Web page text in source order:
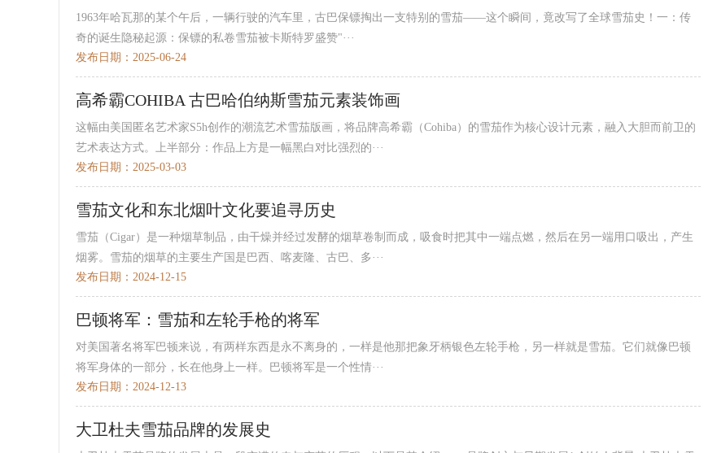
1963年哈瓦那的某个午后，一辆行驶的汽车里，古巴保镖掏出一支特别的雪茄——这个瞬间，竟改写了全球雪茄史！一：传
奇的诞生隐秘起源：保镖的私卷雪茄被卡斯特罗盛赞"···
发布日期：2025-06-24
高希霸COHIBA 古巴哈伯纳斯雪茄元素装饰画
这幅由美国匿名艺术家S5h创作的潮流艺术雪茄版画，将品牌高希霸（Cohiba）的雪茄作为核心设计元素，融入大胆而前卫的
艺术表达方式。上半部分：作品上方是一幅黑白对比强烈的···
发布日期：2025-03-03
雪茄文化和东北烟叶文化要追寻历史
雪茄（Cigar）是一种烟草制品，由干燥并经过发酵的烟草卷制而成，吸食时把其中一端点燃，然后在另一端用口吸出，产生
烟雾。雪茄的烟草的主要生产国是巴西、喀麦隆、古巴、多···
发布日期：2024-12-15
巴顿将军：雪茄和左轮手枪的将军
对美国著名将军巴顿来说，有两样东西是永不离身的，一样是他那把象牙柄银色左轮手枪，另一样就是雪茄。它们就像巴顿
将军身体的一部分，长在他身上一样。巴顿将军是一个性情···
发布日期：2024-12-13
大卫杜夫雪茄品牌的发展史